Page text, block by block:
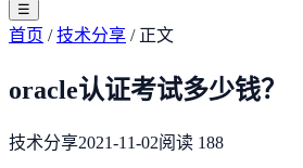
☰
首页 /技术分享 / 正文
oracle认证考试多少钱？
技术分享2021-11-02阅读 188